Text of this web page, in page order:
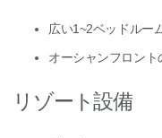
広い1~2ベッドルー
オーシャンフロント
リゾート設備